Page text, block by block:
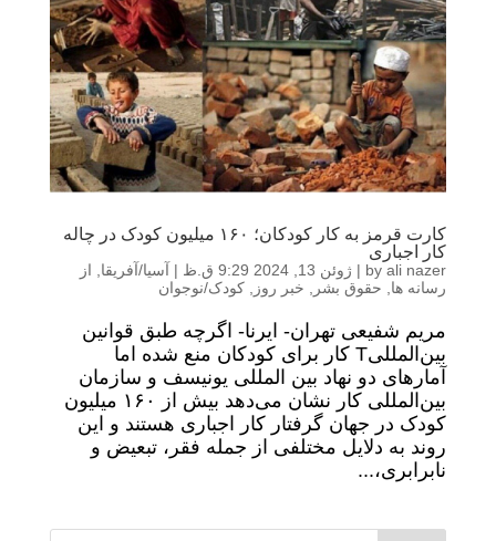
کارت قرمز به کار کودکان؛ ۱۶۰ میلیون کودک در چاله
کار اجباری
byali nazer
| ژوئن 13, 2024 9:29 ق.ظ | آسیا/آفریقا, از
رسانه ها, حقوق بشر , خبر روز , کودک/نوجوان
مریم شفیعی تهران- ایرنا- اگرچه طبق قوانین
بین‌المللیT کار برای کودکان منع شده اما
آمارهای دو نهاد بین المللی یونیسف و سازمان
بین‌المللی کار نشان می‌دهد بیش از ۱۶۰ میلیون
کودک در جهان گرفتار کار اجباری هستند و این
روند به دلایل مختلفی از جمله فقر، تبعیض و
نابرابری،...